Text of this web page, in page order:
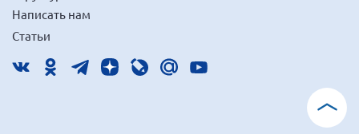
Написать нам
Статьи